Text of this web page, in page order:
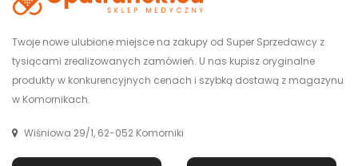
Twoje nowe ulubione miejsce na zakupy od Super Sprzedawcy z
tysiącami zrealizowanych zamówień. U nas kupisz oryginalne
produkty w konkurencyjnych cenach i szybką dostawą z magazynu
w Komornikach.
Wiśniowa 29/1, 62-052 Komorniki